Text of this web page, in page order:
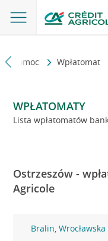
i pomoc Wpłatomat
WPŁATOMATY
Lista wpłatomatów
Ostrzeszów -
Agricole
Bralin, Wrocławska